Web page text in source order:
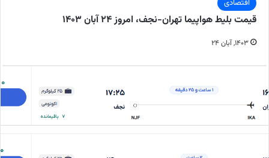
اقتصادی
قیمت بلیط هواپیما تهران-نجف، امروز ۲۴ آبان ۱۴۰۳
۱۴۰۳, آبان ۲۴